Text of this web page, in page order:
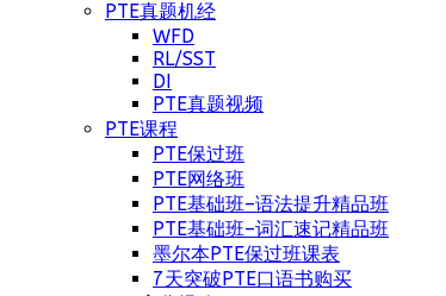
PTE真题机经
WFD
RL/SST
DI
PTE真题视频
PTE课程
PTE保过班
PTE网络班
PTE基础班–语法提升精品班
PTE基础班–词汇速记精品班
墨尔本PTE保过班课表
7天突破PTE口语书购买